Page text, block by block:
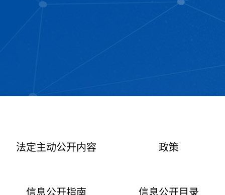
法定主动公开内容 政策
信息公开指南 信息公开目录